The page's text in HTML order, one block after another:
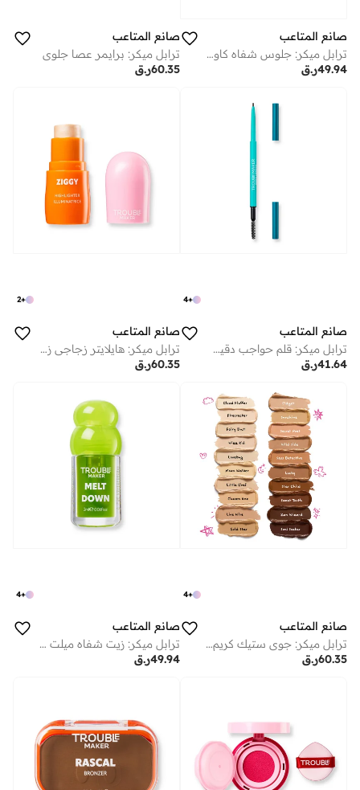
صانع المتاعب
ترابل ميكر: جلوس شفاه كاوس هيد راش ريد
ر.ق49.94
صانع المتاعب
ترابل ميكر: برايمر عصا جلوي
ر.ق60.35
+
4
صانع المتاعب
ترابل ميكر: قلم حواجب دقيق ديفاين أناركي ميديوم براون
ر.ق41.64
+
2
صانع المتاعب
ترابل ميكر: هايلايتر زجاجي زيجي ستيك ستاردست جولد
ر.ق60.35
+
4
صانع المتاعب
ترابل ميكر: جوي ستيك كريم أساس متعدد الاستخدامات ليتل شيف
ر.ق60.35
+
4
صانع المتاعب
ترابل ميكر: زيت شفاه ميلت داون ديزي بيزي جرين
ر.ق49.94